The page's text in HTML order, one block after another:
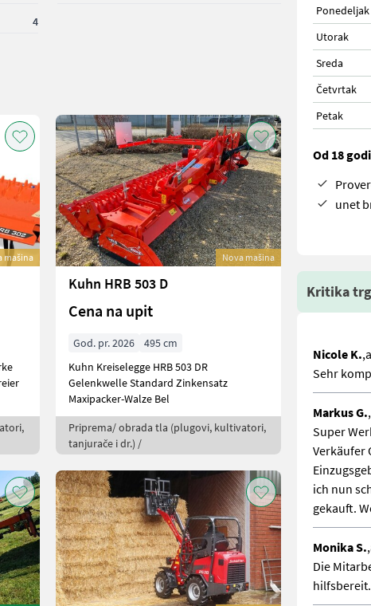
4
mašina Nova mašina
Kuhn HRB 503 D
Cena na upit
God. pr. 2026
495 cm
Kuhn Kreiselegge HRB 503 DR
Gelenkwelle Standard Zinkensatz
Maxipacker-Walze Bel
Priprema/ obrada tla (plugovi, kultivatori,
tanjurače i dr.) /
Ponedeljak
Utorak
Sreda
Četvrtak
Petak
Od 18
unet
Kritika
Nicole K.
Sehr
Markus G.
Super
Verkäufer
ich nun
gekauft.
Monika S.
Die
hilfsbereit.